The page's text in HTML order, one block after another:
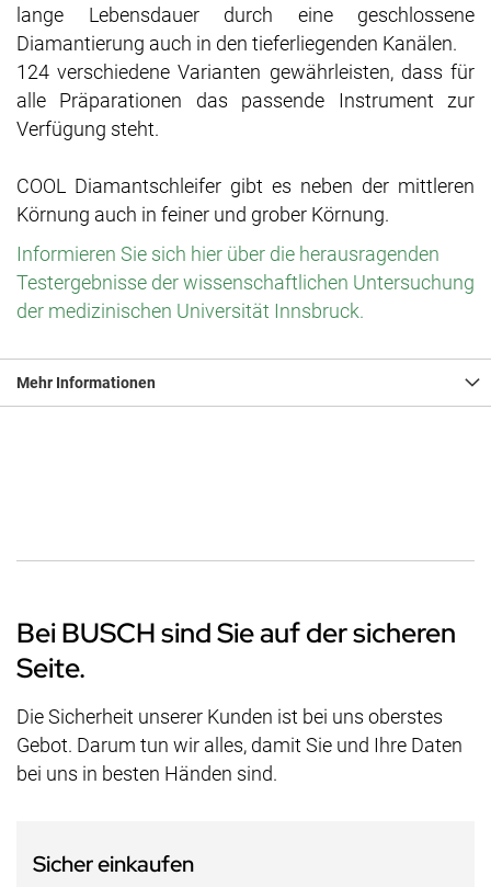
lange Lebensdauer durch eine geschlossene
Diamantierung auch in den tieferliegenden Kanälen.
124 verschiedene Varianten gewährleisten, dass für
alle Präparationen das passende Instrument zur
Verfügung steht.
COOL Diamantschleifer gibt es neben der mittleren
Körnung auch in feiner und grober Körnung.
Informieren Sie sich hier über die herausragenden
Testergebnisse der wissenschaftlichen Untersuchung
der medizinischen Universität Innsbruck.
Mehr Informationen
Bei BUSCH sind Sie auf der sicheren
Seite.
Die Sicherheit unserer Kunden ist bei uns oberstes
Gebot. Darum tun wir alles, damit Sie und Ihre Daten
bei uns in besten Händen sind.
Sicher einkaufen